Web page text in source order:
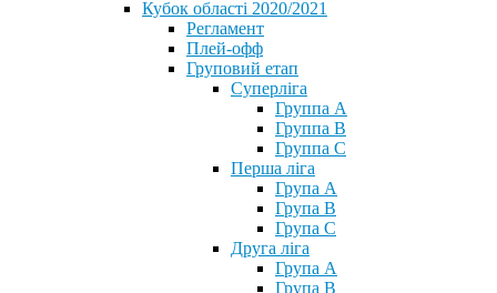
Кубок області 2020/2021
Регламент
Плей-офф
Груповий етап
Суперліга
Группа A
Группа B
Группа C
Перша ліга
Група A
Група B
Група C
Друга ліга
Група A
Група B